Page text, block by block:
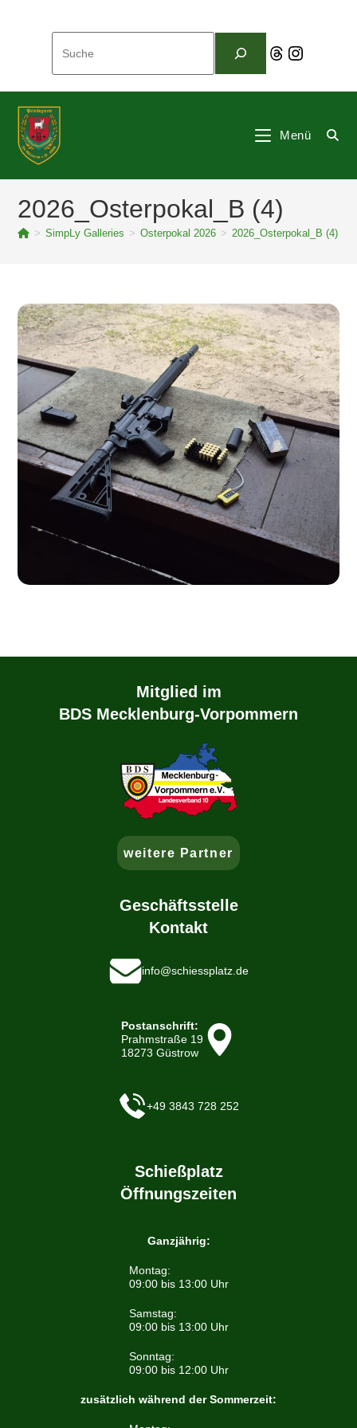
ThreadsInstagram
Menü
2026_Osterpokal_B (4)
> SimpLy Galleries > Osterpokal 2026 > 2026_Osterpokal_B (4)
Mitglied im
BDS Mecklenburg-Vorpommern
weitere Partner
Geschäftsstelle
Kontakt
info@schiessplatz.de
Postanschrift:
Prahmstraße 19
18273 Güstrow
+49 3843 728 252
Schießplatz
Öffnungszeiten
Ganzjährig:
Montag:
09:00 bis 13:00 Uhr
Samstag:
09:00 bis 13:00 Uhr
Sonntag:
09:00 bis 12:00 Uhr
zusätzlich während der Sommerzeit: